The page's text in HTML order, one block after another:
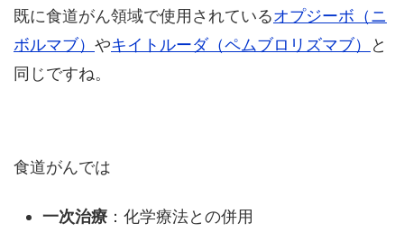
既に食道がん領域で使用されているオプジーボ（ニ
ボルマブ） やキイトルーダ（ペムブロリズマブ）
と
同じですね。
食道がんでは
一次治療 ：化学療法との併用